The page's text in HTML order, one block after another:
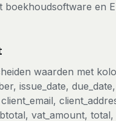
boekhoudsoftware en
waarden met
issue_date, due_date,
vat_amount, total,